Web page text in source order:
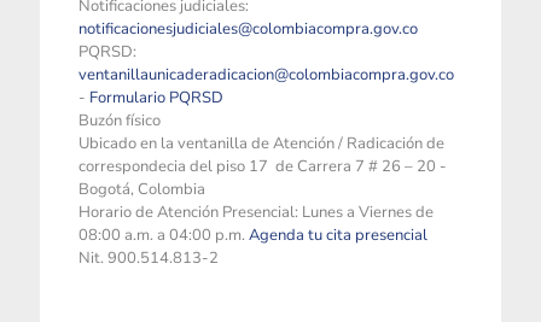
Notificaciones judiciales:
notificacionesjudiciales@colombiacompra.gov.co
PQRSD:
ventanillaunicaderadicacion@colombiacompra.gov.co
- Formulario PQRSD
Buzón físico
Ubicado en la ventanilla de Atención / Radicación de
correspondecia del piso 17 de Carrera 7 # 26 – 20 -
Bogotá, Colombia
Horario de Atención Presencial: Lunes a Viernes de
08:00 a.m. a 04:00 p.m. Agenda tu cita presencial
Nit. 900.514.813-2